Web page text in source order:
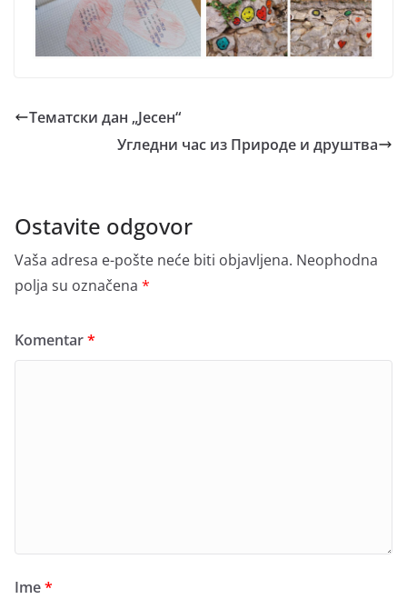
Тематски дан „Јесен“
Угледни час из Природе и друштва
Ostavite odgovor
Vaša adresa e-pošte neće biti objavljena. Neophodna
polja su označena *
Komentar*
Ime*